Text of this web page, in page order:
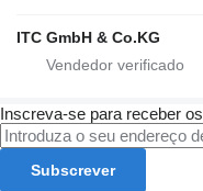
ITC GmbH & Co.KG
Inscreva-se para receber
Subscrever